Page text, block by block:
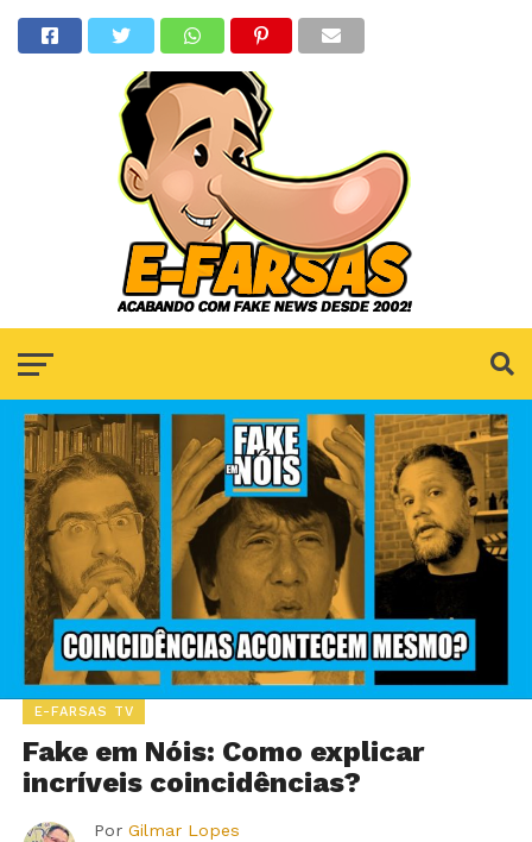
E-FARSAS TV
Fake em Nóis: Como explicar
incríveis coincidências?
Por Gilmar Lopes